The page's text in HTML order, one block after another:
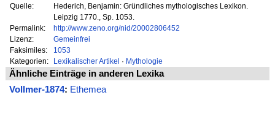
Quelle:
Hederich, Benjamin: Gründliches mythologisches Lexikon.
Leipzig 1770., Sp. 1053.
Permalink:
http://www.zeno.org/nid/20002806452
Lizenz:
Gemeinfrei
Faksimiles:
1053
Kategorien:
Lexikalischer Artikel · Mythologie
Ähnliche Einträge in anderen Lexika
Vollmer-1874: Ethemea